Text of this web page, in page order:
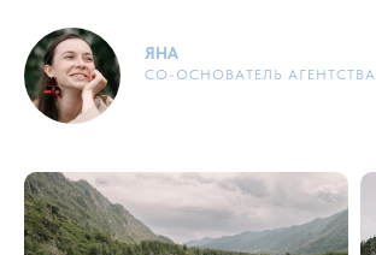
ЯНА
СО-ОСНОВАТЕЛЬ АГЕНТСТВА